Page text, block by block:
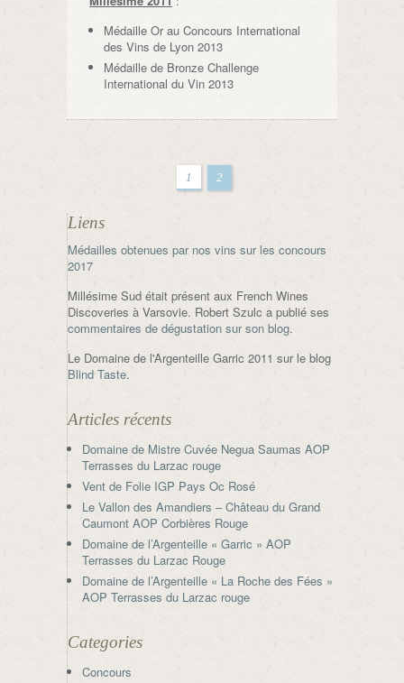
Médaille Or au Concours International
des Vins de Lyon 2013
Médaille de Bronze Challenge
International du Vin 2013
1 2
Liens
Médailles obtenues par nos vins sur les concours
2017
Millésime Sud était présent aux French Wines
Discoveries à Varsovie. Robert Szulc a publié ses
commentaires de dégustation sur son blog.
Le Domaine de l'Argenteille Garric 2011 sur le blog
Blind Taste.
Articles récents
Domaine de Mistre Cuvée Negua Saumas AOP
Terrasses du Larzac rouge
Vent de Folie IGP Pays Oc Rosé
Le Vallon des Amandiers – Château du Grand
Caumont AOP Corbières Rouge
Domaine de l’Argenteille « Garric » AOP
Terrasses du Larzac Rouge
Domaine de l’Argenteille « La Roche des Fées »
AOP Terrasses du Larzac rouge
Categories
Concours